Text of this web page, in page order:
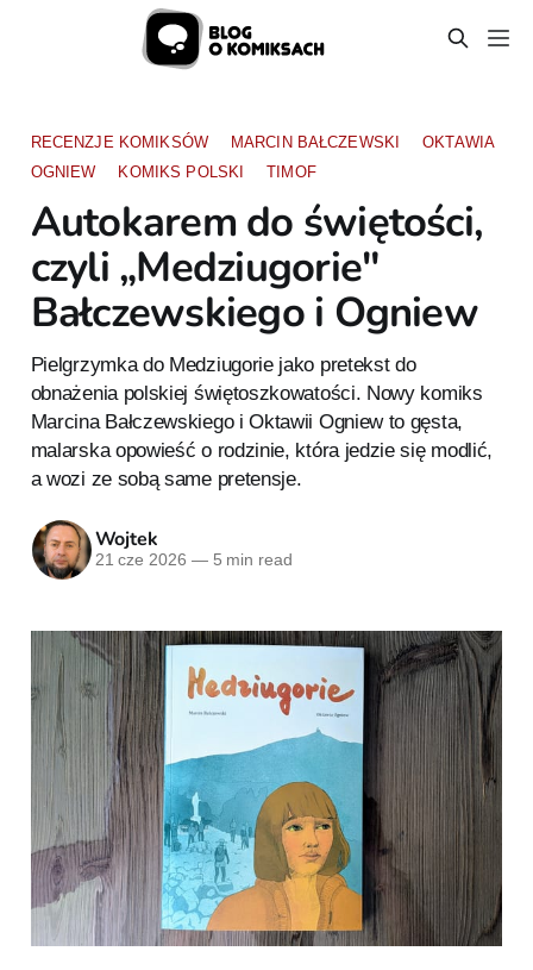
RECENZJE KOMIKSÓW MARCIN BAŁCZEWSKI
OKTAWIA
OGNIEW
KOMIKS POLSKI TIMOF
Autokarem do świętości,
czyli „Medziugorie"
Bałczewskiego i Ogniew
Pielgrzymka do Medziugorie jako pretekst do
obnażenia polskiej świętoszkowatości. Nowy komiks
Marcina Bałczewskiego i Oktawii Ogniew to gęsta,
malarska opowieść o rodzinie, która jedzie się modlić,
a wozi ze sobą same pretensje.
Wojtek
21 cze 2026 —5 min read